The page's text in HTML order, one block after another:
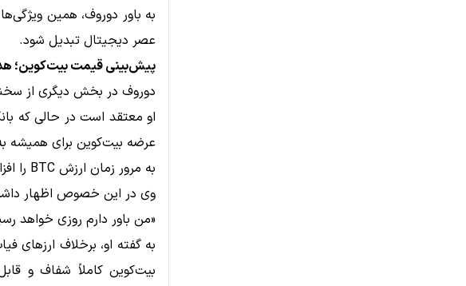
به باور دوروف، همین
عصر دیجیتال تبدیل شود.
پیش‌بینی قیمت بیت‌کوین؛
دوروف در بخش دیگری از
او معتقد است در حالی که
به مرور زمان ارزش BTC را افزایش خواهد داد.
وی در این خصوص اظهار
«من باور دارم روزی خواهد
به گفته او، برخلاف
بیت‌کوین کاملاً شفاف و